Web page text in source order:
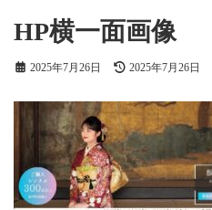
HP横一面画像
2025年7月26日
最
新
日
時
:
2025年7月26日